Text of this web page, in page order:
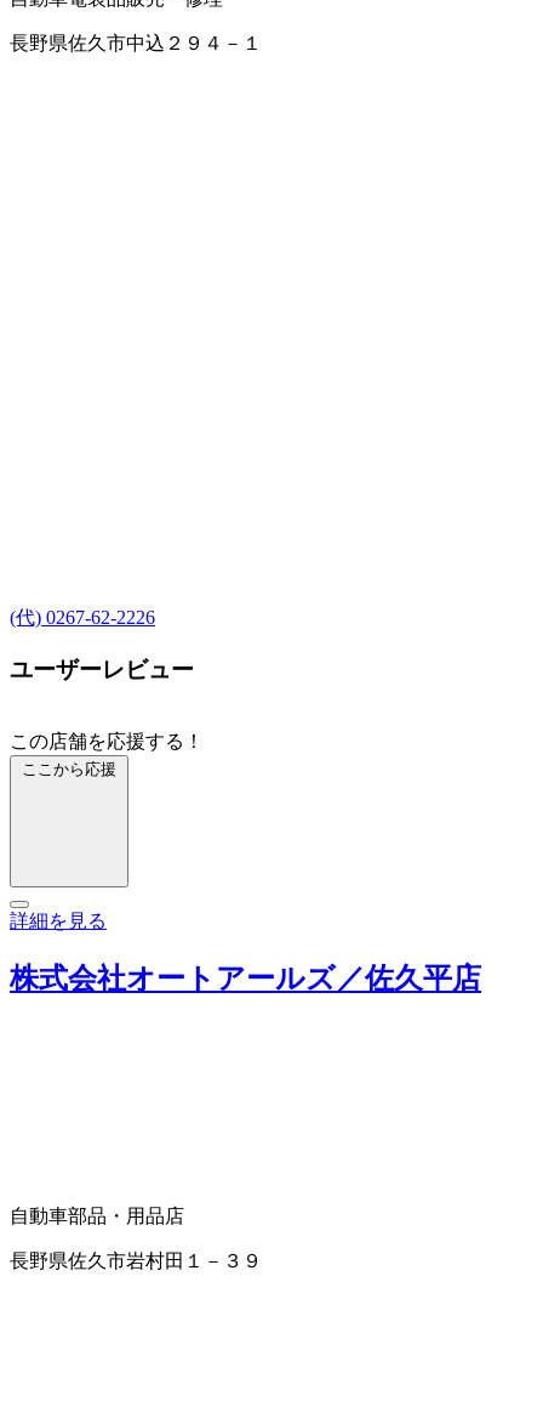
長野県佐久市中込２９４－１
(代) 0267-62-2226
ユーザーレビュー
この店舗を応援する！
ここから応援
詳細を見る
株式会社オートアールズ／佐久平店
自動車部品・用品店
長野県佐久市岩村田１－３９